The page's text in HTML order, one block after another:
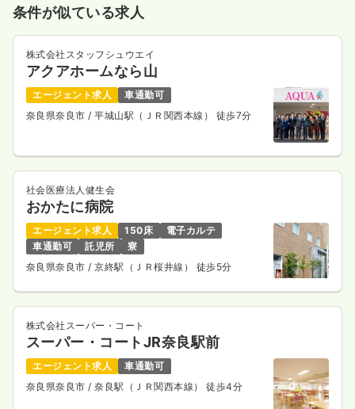
条件が似ている求人
株式会社スタッフシュウエイ
アクアホームなら山
エージェント求人
車通勤可
奈良県奈良市/ 平城山駅（ＪＲ関西本線） 徒歩7分
社会医療法人健生会
おかたに病院
エージェント求人 150床
電子カルテ
車通勤可
託児所
寮
奈良県奈良市/ 京終駅（ＪＲ桜井線） 徒歩5分
株式会社スーパー・コート
スーパー・コートJR奈良駅前
エージェント求人
車通勤可
奈良県奈良市/ 奈良駅（ＪＲ関西本線） 徒歩4分